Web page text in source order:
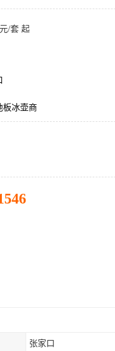
/套 起
板冰壶商
张家口